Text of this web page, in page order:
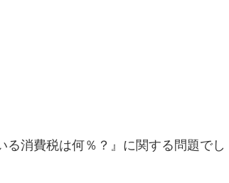
消費税は何％？』に関する問題でし